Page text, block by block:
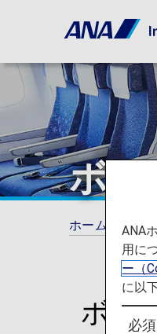
ボー
ホーム ご
ボー
ANA
用に
ー（
に以
必